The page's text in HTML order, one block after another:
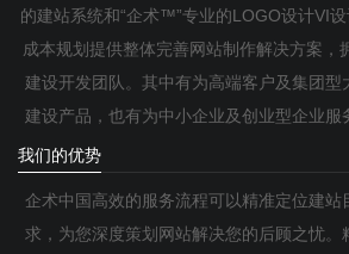
的建站系统和“企术™”专业的LOGO设计VI
成本规划提供整体完善网站制作解决方案，
建设开发团队。其中有为高端客户及集团型
建设产品，也有为中小企业及创业型企业服
我们的优势
企术中国高效的服务流程可以精准定位建站
求，为您深度策划网站解决您的后顾之忧。